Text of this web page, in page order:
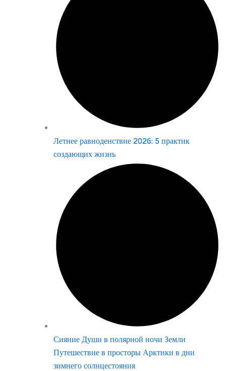
Летнее равноденствие 2026: 5 практик
создающих жизнь
Сияние Души в полярной ночи Земли
Путешествие в просторы Арктики в дни
зимнего солнцестояния